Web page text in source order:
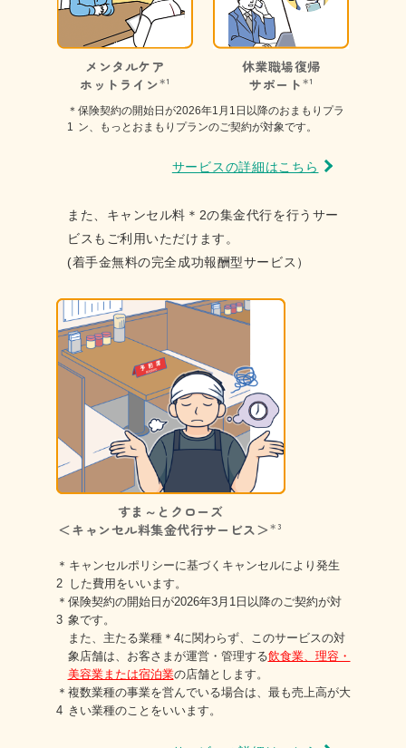
メンタルケア
ホットライン＊1
休業職場復帰
サポート ＊1
＊
1
保険契約の開始日が2026年1月1日以降のおまもりプラ
ン、もっとおまもり プランのご契約が対象です。
サービスの詳細はこちら
また、キャンセル料 ＊2の集金代行を行うサー
ビスもご利用いただけます。
(着手金無料の完全成功報酬型サービス）
すま～とクローズ
＜キャンセル料集金代行サービス＞＊3
＊
2
キャンセルポリシーに基づくキャンセルにより発生
した費用をいいます。
＊
3
保険契約の開始日が2026年3月1日以降のご契約が対
象です。
また、主たる業種＊4に関わらず、このサービスの対
象店舗は、お客さまが運営・管理する飲食業、理容・
美容業または宿泊業の店舗とします。
＊
4
複数業種の事業を営んでいる場合は、最も売上高が大
きい業種のことをいいます。